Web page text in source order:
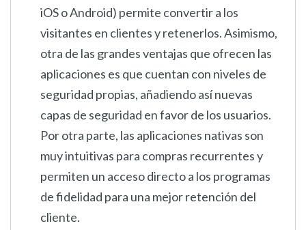
iOS o Android) permite convertir a los
visitantes en clientes y retenerlos. Asimismo,
otra de las grandes ventajas que ofrecen las
aplicaciones es que cuentan con niveles de
seguridad propias, añadiendo así nuevas
capas de seguridad en favor de los usuarios.
Por otra parte, las aplicaciones nativas son
muy intuitivas para compras recurrentes y
permiten un acceso directo a los programas
de fidelidad para una mejor retención del
cliente.